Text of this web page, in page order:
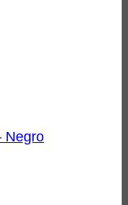
Negro